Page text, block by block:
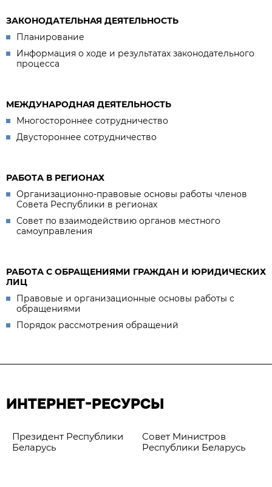
ЗАКОНОДАТЕЛЬНАЯ ДЕЯТЕЛЬНОСТЬ
Планирование
Информация о ходе и результатах законодательного
процесса
МЕЖДУНАРОДНАЯ ДЕЯТЕЛЬНОСТЬ
Многостороннее сотрудничество
Двустороннее сотрудничество
РАБОТА В РЕГИОНАХ
Организационно-правовые основы работы членов
Совета Республики в регионах
Совет по взаимодействию органов местного
самоуправления
РАБОТА С ОБРАЩЕНИЯМИ ГРАЖДАН И ЮРИДИЧЕСКИХ
ЛИЦ
Правовые и организационные основы работы с
обращениями
Порядок рассмотрения обращений
ИНТЕРНЕТ-РЕСУРСЫ
Президент Республики
Беларусь
Совет Министров
Республики Беларусь